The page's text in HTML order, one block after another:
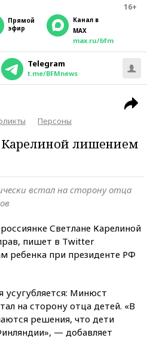
16+
прямой
эфир
Канал в
MAX
max.ru/bfm
Telegram
t.me/BFMnews
Персоны
лишением
встал на сторону отца
Светлане Карелиной
пишет в Twitter
ребенка при президенте РФ
усугубляется: Минюст
на сторону отца детей. «В
решения, что дети
— добавляет